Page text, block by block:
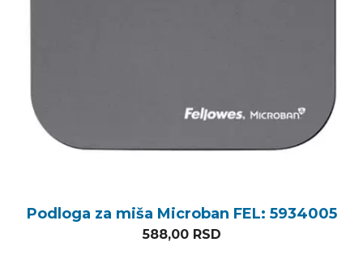
Podloga za miša Microban FEL: 5934005
588,00 RSD